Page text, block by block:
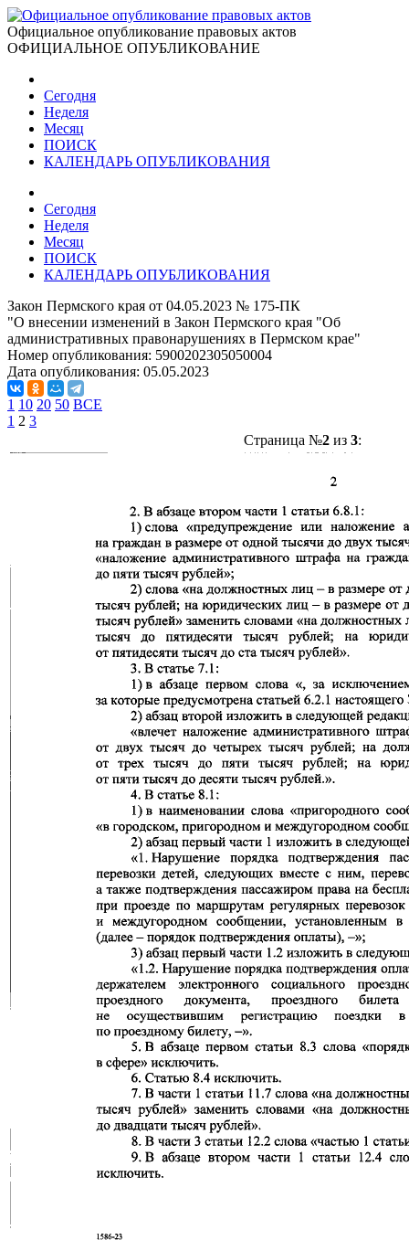
Официальное опубликование правовых актов
ОФИЦИАЛЬНОЕ ОПУБЛИКОВАНИЕ
Сегодня
Неделя
Месяц
ПОИСК
КАЛЕНДАРЬ ОПУБЛИКОВАНИЯ
Сегодня
Неделя
Месяц
ПОИСК
КАЛЕНДАРЬ ОПУБЛИКОВАНИЯ
Закон Пермского края от 04.05.2023 № 175-ПК
"О внесении изменений в Закон Пермского края "Об
административных правонарушениях в Пермском крае"
Номер опубликования: 5900202305050004
Дата опубликования: 05.05.2023
1 10 20 50 ВСЕ
1 2 3
Страница №2из 3: